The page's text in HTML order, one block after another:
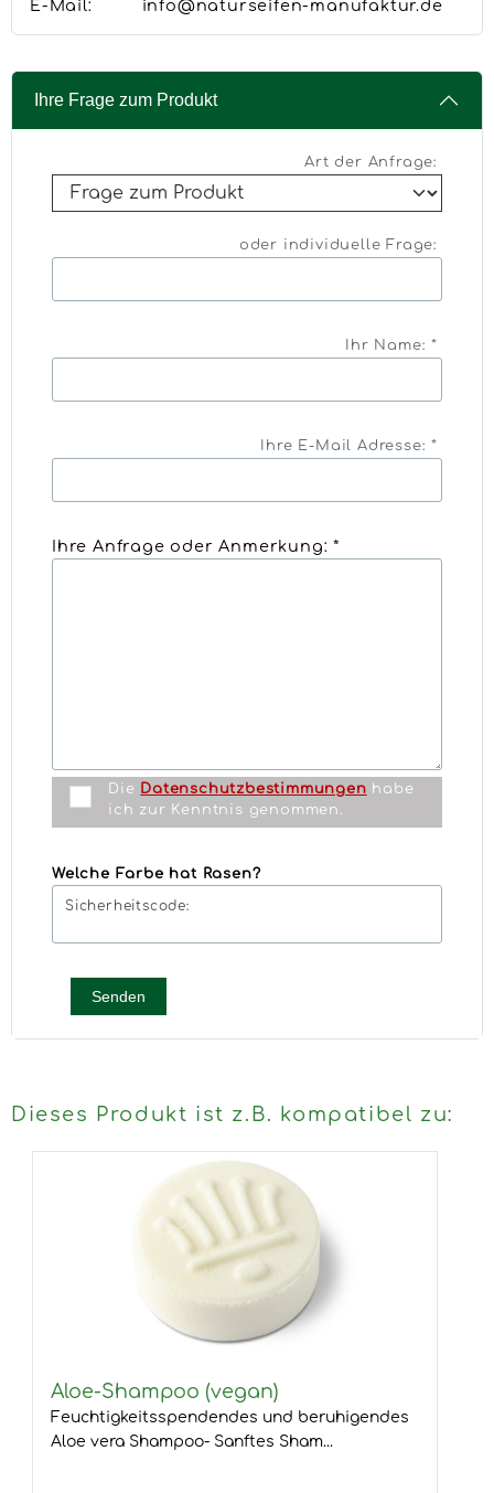
E-Mail: info@naturseifen-manufaktur.de
Ihre Frage zum Produkt
Art der Anfrage:
oder individuelle Frage:
Ihr Name: *
Ihre E-Mail Adresse: *
Ihre Anfrage oder Anmerkung: *
Die Datenschutzbestimmungen habe
ich zur Kenntnis genommen.
Sicherheitscode:
Welche Farbe hat Rasen?
Senden
Dieses Produkt ist z.B. kompatibel zu:
Aloe-Shampoo (vegan)
Feuchtigkeitsspendendes und beruhigendes
Aloe vera Shampoo- Sanftes Sham...